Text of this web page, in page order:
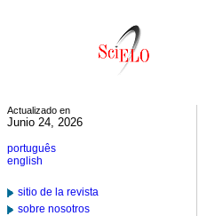
Actualizado en
Junio 24, 2026
português
english
sitio de la revista
sobre nosotros